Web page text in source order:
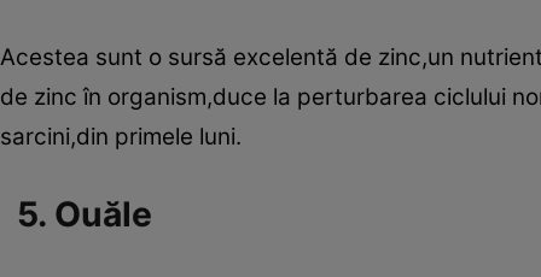
Acestea sunt o sursă excelentă de zinc,un
de zinc în organism,duce la perturbarea ciclului
sarcini,din primele luni.
5. Ouăle